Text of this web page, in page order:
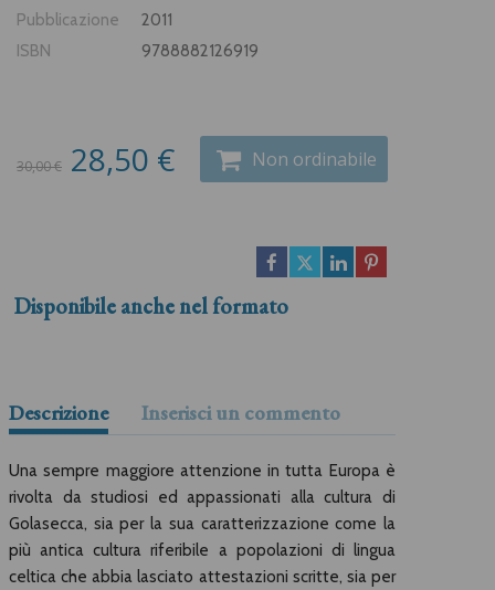
Pubblicazione
2011
ISBN
9788882126919
30,00 € 28,50 € Non ordinabile
Disponibile anche nel formato
Descrizione Inserisci un commento
Una sempre maggiore attenzione in tutta Europa è
rivolta da studiosi ed appassionati alla cultura di
Golasecca, sia per la sua caratterizzazione come la
più antica cultura riferibile a popolazioni di lingua
celtica che abbia lasciato attestazioni scritte, sia per